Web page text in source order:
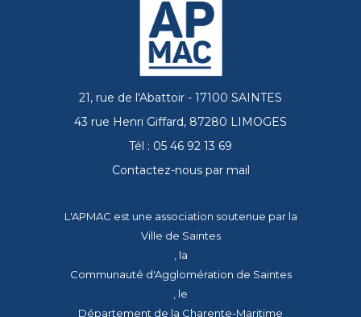
21, rue de l'Abattoir - 17100 SAINTES
43 rue Henri Giffard, 87280 LIMOGES
Tél : 05 46 92 13 69
Contactez-nous par mail
L'APMAC est une association soutenue par la
Ville de Saintes
, la
Communauté d'Agglomération de Saintes
, le
Département de la Charente-Maritime